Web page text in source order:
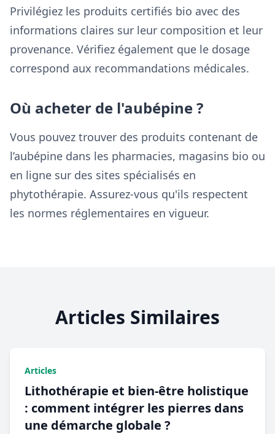
Privilégiez les produits certifiés bio avec des
informations claires sur leur composition et leur
provenance. Vérifiez également que le dosage
correspond aux recommandations médicales.
Où acheter de l'aubépine ?
Vous pouvez trouver des produits contenant de
l’aubépine dans les pharmacies, magasins bio ou
en ligne sur des sites spécialisés en
phytothérapie. Assurez-vous qu'ils respectent
les normes réglementaires en vigueur.
Articles Similaires
Articles
Lithothérapie et bien-être holistique
: comment intégrer les pierres dans
une démarche globale ?